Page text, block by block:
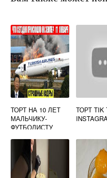
ТОРТ НА 10 ЛЕТ
МАЛЬЧИКУ-
ФУТБОЛИСТУ
ТОРТ TIK